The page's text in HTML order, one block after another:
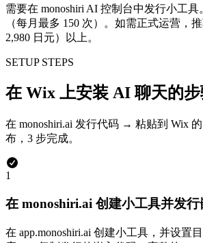
需要在 monoshiri AI 控制台中发行小工具
（每月最多 150 次）。如需正式运营，
2,980 日元）以上。
SETUP STEPS
在 Wix 上安装 AI 聊天的
在 monoshiri.ai 发行代码 → 粘贴到 Wix
布，3 步完成。
1
在 monoshiri.ai 创建小工具并发
在 app.monoshiri.ai 创建小工具，并设置